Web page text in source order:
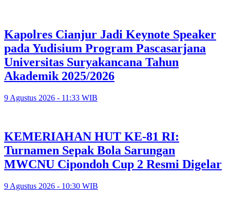
Kapolres Cianjur Jadi Keynote Speaker
pada Yudisium Program Pascasarjana
Universitas Suryakancana Tahun
Akademik 2025/2026
9 Agustus 2026 - 11:33 WIB
KEMERIAHAN HUT KE-81 RI:
Turnamen Sepak Bola Sarungan
MWCNU Cipondoh Cup 2 Resmi Digelar
9 Agustus 2026 - 10:30 WIB